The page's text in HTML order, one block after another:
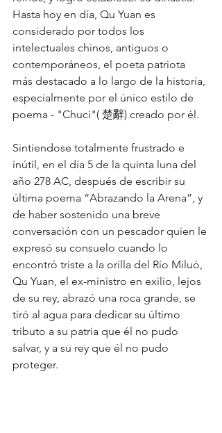
Hasta hoy en día, Qu Yuan es
considerado por todos los
intelectuales chinos, antiguos o
contemporáneos, el poeta patriota
más destacado a lo largo de la historia,
especialmente por el único estilo de
poema - "Chuci"( 楚辭) creado por él.
Sintiendose totalmente frustrado e
inútil, en el día 5 de la quinta luna del
año 278 AC, después de escribir su
última poema “Abrazando la Arena”, y
de haber sostenido una breve
conversación con un pescador quien le
expresó su consuelo cuando lo
encontró triste a la orilla del Río Miluó,
Qu Yuan, el ex-ministro en exilio, lejos
de su rey, abrazó una roca grande, se
tiró al agua para dedicar su último
tributo a su patria que él no pudo
salvar, y a su rey que él no pudo
proteger.